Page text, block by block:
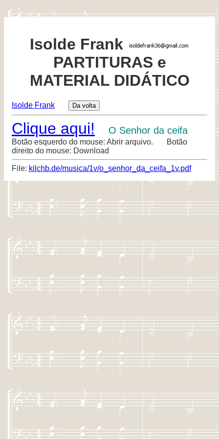
Isolde Frank
PARTITURAS e
MATERIAL DIDÁTICO
Isolde Frank
Clique aqui! O Senhor da ceifa
Botão esquerdo do mouse: Abrir arquivo. Botão
direito do mouse: Download
File: kilchb.de/musica/1v/o_senhor_da_ceifa_1v.pdf